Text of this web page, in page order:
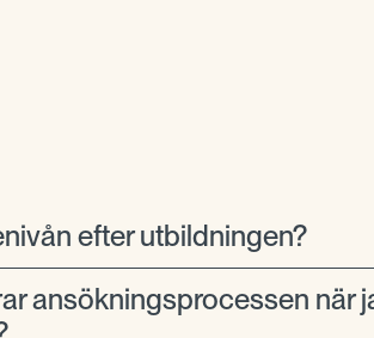
efter utbildningen?
ansökningsprocessen när